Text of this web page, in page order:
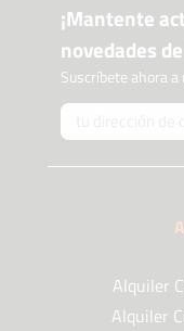
¡Mantente
novedades de
Suscríbete ahora
Alquiler
Alquiler